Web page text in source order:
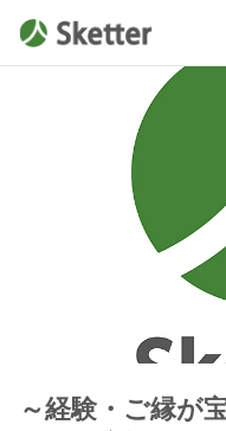
～経験・ご縁が